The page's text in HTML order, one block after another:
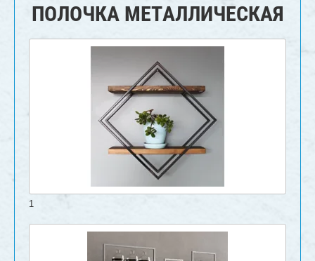
ПОЛОЧКА МЕТАЛЛИЧЕСКАЯ
1